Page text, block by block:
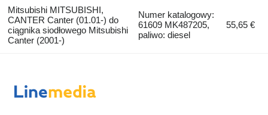
Mitsubishi MITSUBISHI,
CANTER Canter (01.01-) do
ciągnika siodłowego Mitsubishi
Canter (2001-)
Numer katalogowy:
61609 MK487205,
paliwo: diesel
55,65 €